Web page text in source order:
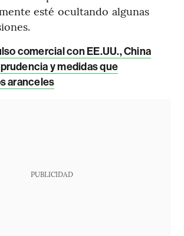
esté ocultando algunas
comercial con EE.UU., China
y medidas que
aranceles
PUBLICIDAD